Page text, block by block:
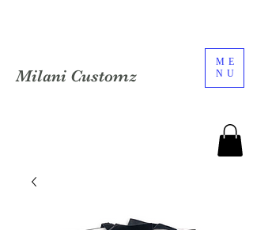
ME
NU
Milani Customz